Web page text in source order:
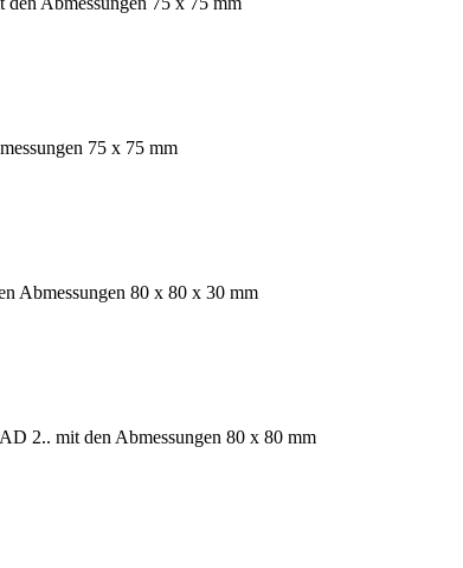
75 x 75 mm
Abmessungen 80 x 80 x 30 mm
2.. mit den Abmessungen 80 x 80 mm